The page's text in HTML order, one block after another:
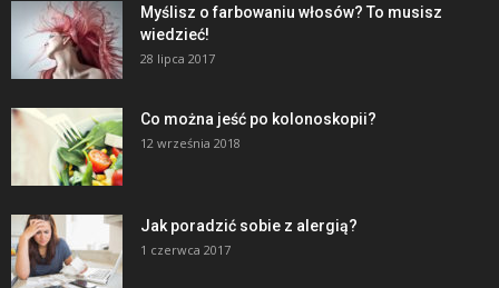
Myślisz o farbowaniu włosów? To musisz
wiedzieć!
28 lipca 2017
Co można jeść po kolonoskopii?
12 września 2018
Jak poradzić sobie z alergią?
1 czerwca 2017